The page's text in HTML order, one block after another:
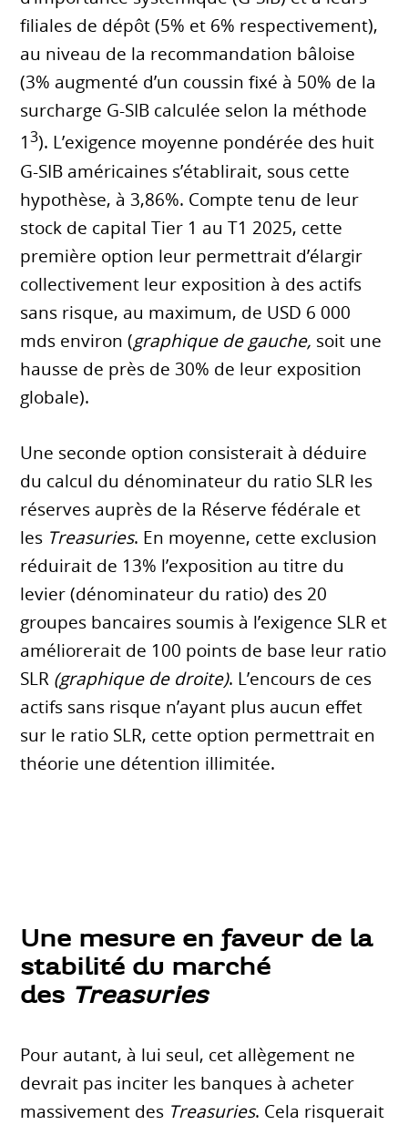
filiales de dépôt (5% et 6% respectivement),
au niveau de la recommandation bâloise
(3% augmenté d’un coussin fixé à 50% de la
surcharge G-SIB calculée selon la méthode
13). L’exigence moyenne pondérée des huit
G-SIB américaines s’établirait, sous cette
hypothèse, à 3,86%. Compte tenu de leur
stock de capital Tier 1 au T1 2025, cette
première option leur permettrait d’élargir
collectivement leur exposition à des actifs
sans risque, au maximum, de USD 6 000
mds environ (graphique de gauche, soit une
hausse de près de 30% de leur exposition
globale).
Une seconde option consisterait à déduire
du calcul du dénominateur du ratio SLR les
réserves auprès de la Réserve fédérale et
les Treasuries. En moyenne, cette exclusion
réduirait de 13% l’exposition au titre du
levier (dénominateur du ratio) des 20
groupes bancaires soumis à l’exigence SLR et
améliorerait de 100 points de base leur ratio
SLR (graphique de droite). L’encours de ces
actifs sans risque n’ayant plus aucun effet
sur le ratio SLR, cette option permettrait en
théorie une détention illimitée.
Une mesure en faveur de la
stabilité du marché
des Treasuries
Pour autant, à lui seul, cet allègement ne
devrait pas inciter les banques à acheter
massivement des Treasuries. Cela risquerait